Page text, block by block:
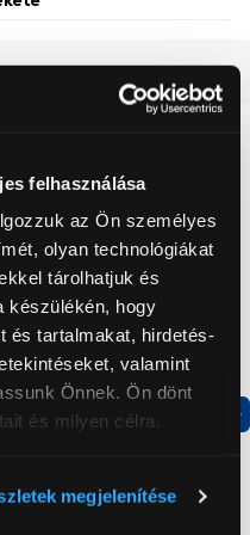
felhasználása
az Ön személyes
olyan technológiákat
tárolhatjuk és
készülékén, hogy
és tartalmakat, hirdetés-
valamint
Önnek. Ön dönt
és milyen célra.
megjelenítése